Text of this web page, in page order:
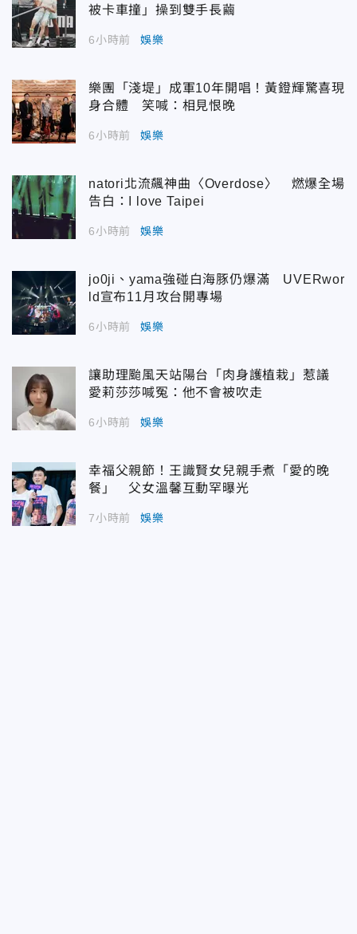
被卡車撞」操到雙手長繭
6小時前 娛樂
樂團「淺堤」成軍10年開唱！黃鐙輝驚喜現
身合體 笑喊：相見恨晚
6小時前 娛樂
natori北流飆神曲〈Overdose〉 燃爆全場
告白：I love Taipei
6小時前 娛樂
jo0ji、yama強碰白海豚仍爆滿 UVERwor
ld宣布11月攻台開專場
6小時前 娛樂
讓助理颱風天站陽台「肉身護植栽」惹議
愛莉莎莎喊冤：他不會被吹走
6小時前 娛樂
幸福父親節！王識賢女兒親手煮「愛的晚
餐」 父女溫馨互動罕曝光
7小時前 娛樂